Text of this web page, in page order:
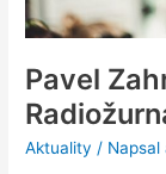
Pavel
Aktuality / Napsal